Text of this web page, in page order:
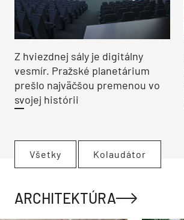
Z hviezdnej sály je digitálny
vesmír. Pražské planetárium
prešlo najväčšou premenou vo
svojej histórii
Všetky Kolaudátor
ARCHITEKTÚRA